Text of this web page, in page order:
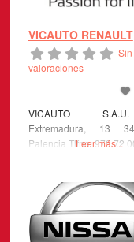
VICAUTO RENAULT
Sin
valoraciones
VICAUTO
Extremadura, 13
Palencia Tlfno: 979 72
Leer más...